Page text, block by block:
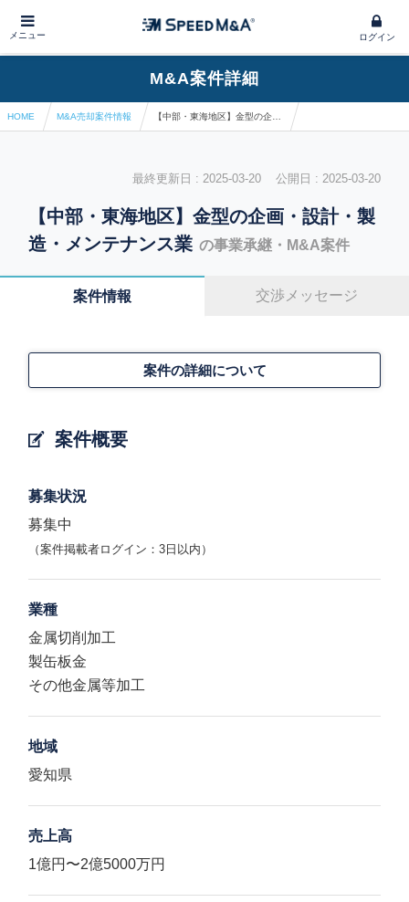
メニュー ログイン
M&A案件詳細
HOME M&A売却案件情報
最終更新日 : 2025-03-20 公開日 : 2025-03-20
【中部・東海地区】金型の企画・設計・製
造・メンテナンス業 の事業承継・M&A案件
案件情報 交渉メッセージ
案件概要
案件の詳細について
募集状況
募集中
（案件掲載者ログイン：3日以内）
業種
金属切削加工
製缶板金
その他金属等加工
地域
愛知県
売上高
1億円〜2億5000万円